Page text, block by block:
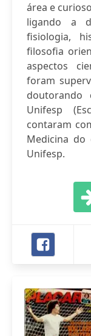
área e
ligando a
fisiologia,
filosofia
aspectos
foram
doutorando
Unifesp
contaram
Medicina
Unifesp.